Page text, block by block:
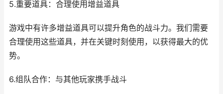
5.重要道具：合理使用增益道具
游戏中有许多增益道具可以提升角色的战斗力。我们需要
合理使用这些道具，并在关键时刻使用，以获得最大的优
势。
6.组队合作：与其他玩家携手战斗